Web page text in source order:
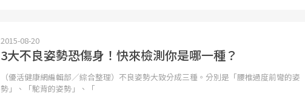
2015-08-20
3大不良姿勢恐傷身！快來檢測你是哪一種？
（優活健康網編輯部／綜合整理）不良姿勢大致分成三種。分別是「腰椎過度前彎的姿
勢」、「駝背的姿勢」、「